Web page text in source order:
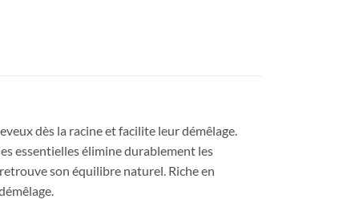
dès la racine et facilite leur démêlage.
essentielles élimine durablement les
son équilibre naturel. Riche en